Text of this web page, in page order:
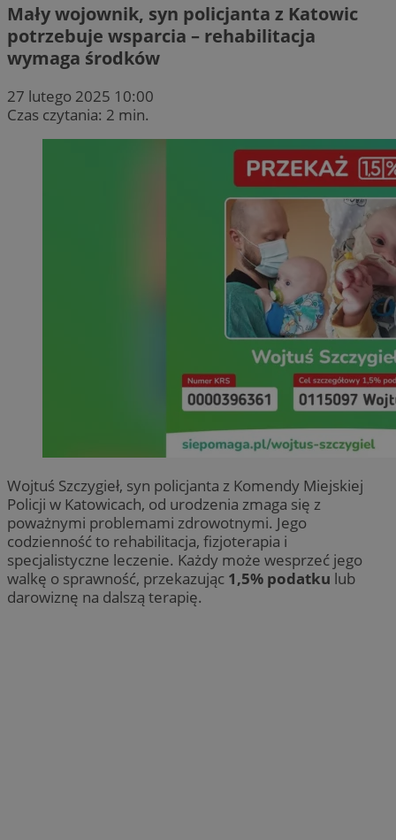
Mały wojownik, syn policjanta z Katowic
potrzebuje wsparcia – rehabilitacja
wymaga środków
27 lutego 2025 10:00
Czas czytania: 2 min.
Wojtuś Szczygieł, syn policjanta z Komendy Miejskiej
Policji w Katowicach, od urodzenia zmaga się z
poważnymi problemami zdrowotnymi. Jego
codzienność to rehabilitacja, fizjoterapia i
specjalistyczne leczenie. Każdy może wesprzeć jego
walkę o sprawność, przekazując 1,5% podatku lub
darowiznę na dalszą terapię.